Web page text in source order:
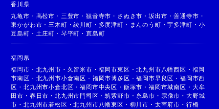
香川県
丸亀市 ・ 高松市 ・ 三豊市 ・観音寺市 ・ さぬき市 ・坂出市 ・善通寺市 ・
東かがわ市 ・ 三木町 ・綾川町 ・ 多度津町 ・ まんのう町 ・宇多津町 ・ 小
豆島町 ・ 土庄町 ・ 琴平町 ・直島町
福岡県
福岡市 ・ 北九州市 ・ 久留米市 ・ 福岡市東区 ・北九州市八幡西区 ・ 福岡
市南区 ・ 北九州市小倉南区 ・ 福岡市博多区 ・福岡市早良区 ・福岡市西
区 ・北九州市小倉北区 ・福岡市中央区 ・ 飯塚市 ・福岡市城南区 ・ 大牟
田市 ・ 春日市 ・北九州市門司区 ・筑紫野市 ・ 糸島市 ・ 宗像市 ・ 大野城
市 ・北九州市若松区 ・北九州市八幡東区 ・ 柳川市 ・ 太宰府市 ・ 行橋